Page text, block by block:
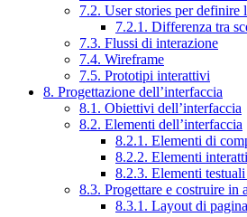
7.2. User stories per definire
7.2.1. Differenza tra
7.3. Flussi di interazione
7.4. Wireframe
7.5. Prototipi interattivi
8. Progettazione dell’interfaccia
8.1. Obiettivi dell’interfaccia
8.2. Elementi dell’interfaccia
8.2.1. Elementi di
8.2.2. Elementi
8.2.3. Elementi
8.3. Progettare e costruire in
8.3.1. Layout di pagina